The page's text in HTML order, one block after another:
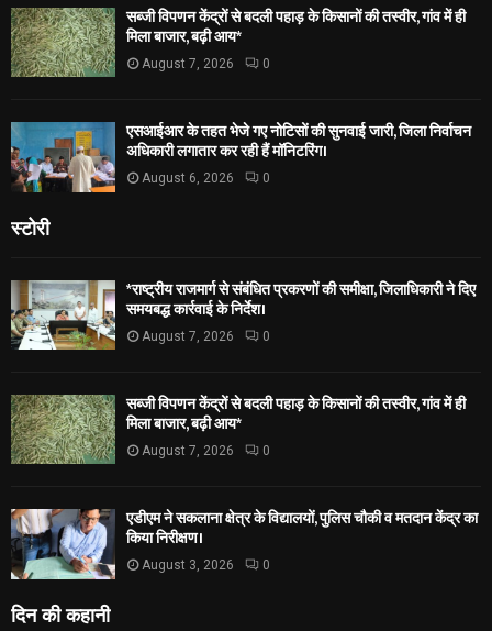
सब्जी विपणन केंद्रों से बदली पहाड़ के किसानों की तस्वीर, गांव में ही
मिला बाजार, बढ़ी आय*
August 7, 2026 0
एसआईआर के तहत भेजे गए नोटिसों की सुनवाई जारी, जिला निर्वाचन
अधिकारी लगातार कर रही हैं मॉनिटरिंग।
August 6, 2026 0
स्टोरी
*राष्ट्रीय राजमार्ग से संबंधित प्रकरणों की समीक्षा, जिलाधिकारी ने दिए
समयबद्ध कार्रवाई के निर्देश।
August 7, 2026 0
सब्जी विपणन केंद्रों से बदली पहाड़ के किसानों की तस्वीर, गांव में ही
मिला बाजार, बढ़ी आय*
August 7, 2026 0
एडीएम ने सकलाना क्षेत्र के विद्यालयों, पुलिस चौकी व मतदान केंद्र का
किया निरीक्षण।
August 3, 2026 0
दिन की कहानी